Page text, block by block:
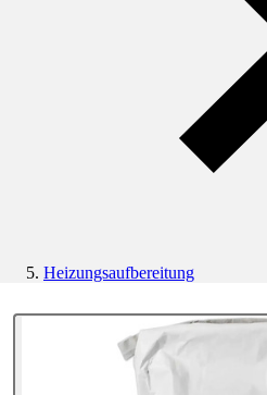
Heizungsaufbereitung